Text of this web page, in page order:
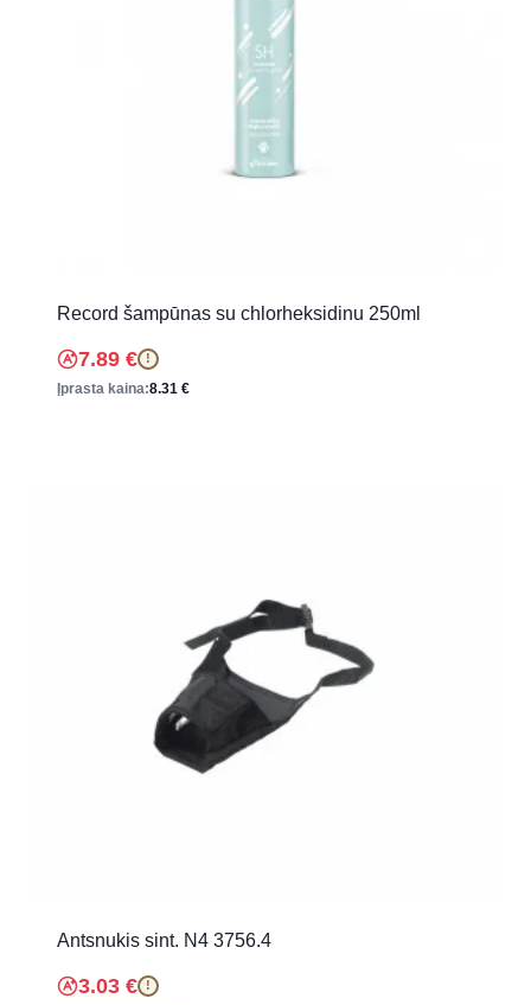
Record šampūnas su chlorheksidinu 250ml
7.89 € !
Įprasta kaina:8.31 €
Antsnukis sint. N4 3756.4
3.03 € !